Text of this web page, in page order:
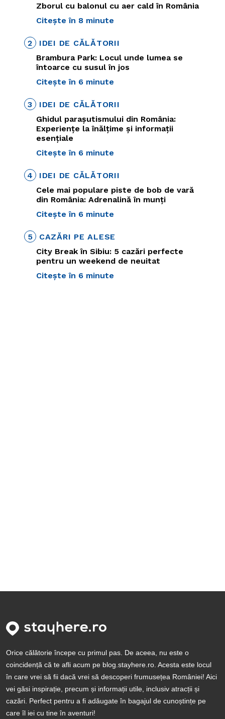
Zborul cu balonul cu aer cald în România
Citește în 8 minute
2
IDEI DE CĂLĂTORII
Brambura Park: Locul unde lumea se
întoarce cu susul în jos
Citește în 6 minute
3
IDEI DE CĂLĂTORII
Ghidul parașutismului din România:
Experiențe la înălțime și informații
esențiale
Citește în 6 minute
4
IDEI DE CĂLĂTORII
Cele mai populare piste de bob de vară
din România: Adrenalină în munți
Citește în 6 minute
5
CAZĂRI PE ALESE
City Break în Sibiu: 5 cazări perfecte
pentru un weekend de neuitat
Citește în 6 minute
Orice călătorie începe cu primul pas. De aceea, nu este o
coincidență că te afli acum pe blog.stayhere.ro. Acesta este locul
în care vrei să fii dacă vrei să descoperi frumusețea României! Aici
vei găsi inspirație, precum și informații utile, inclusiv atracții și
cazări. Perfect pentru a fi adăugate în bagajul de cunoștințe pe
care îl iei cu tine în aventuri!